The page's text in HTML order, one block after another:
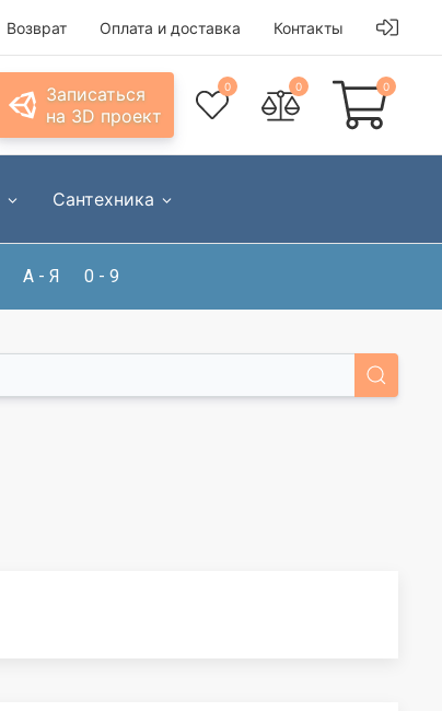
Возврат Оплата и доставка Контакты
Записаться
на 3D проект
0 0 0
Сантехника
А - Я 0 - 9